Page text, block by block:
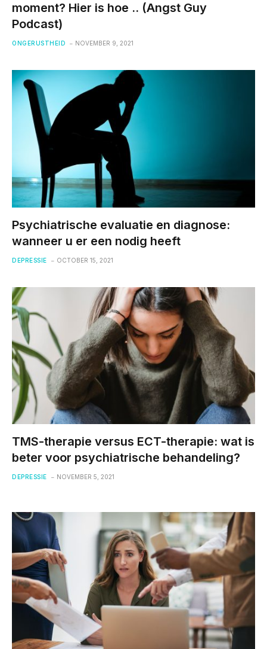
moment? Hier is hoe .. (Angst Guy
Podcast)
ONGERUSTHEID NOVEMBER 9, 2021
Psychiatrische evaluatie en diagnose:
wanneer u er een nodig heeft
DEPRESSIE OCTOBER 15, 2021
TMS-therapie versus ECT-therapie: wat is
beter voor psychiatrische behandeling?
DEPRESSIE NOVEMBER 5, 2021